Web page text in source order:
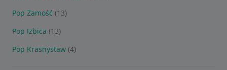
Pop Zamość (13)
Pop Izbica (13)
Pop Krasnystaw (4)